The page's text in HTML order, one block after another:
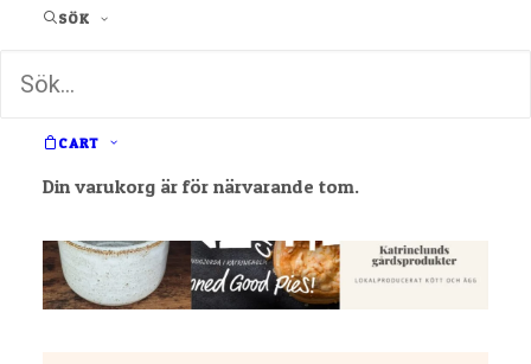
SÖK
CART
Din varukorg är för närvarande tom.
i Eskilstuna.